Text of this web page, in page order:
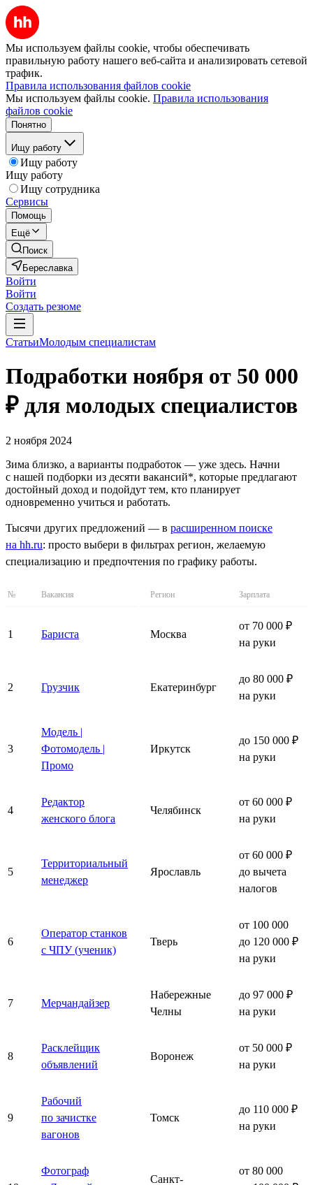
Мы используем файлы cookie, чтобы обеспечивать
правильную работу нашего веб-сайта и анализировать сетевой
трафик.
Правила использования файлов cookie
Мы используем файлы cookie. Правила использования
файлов cookie
Понятно
Ищу работу
Ищу работу
Ищу работу
Ищу сотрудника
Сервисы
Помощь
Ещё
Поиск
Береславка
Войти
Войти
Создать резюме
СтатьиМолодым специалистам
Подработки ноября от 50 000
₽ для молодых специалистов
2 ноября 2024
Зима близко, а варианты подработок — уже здесь. Начни
с нашей подборки из десяти вакансий*, которые предлагают
достойный доход и подойдут тем, кто планирует
одновременно учиться и работать.
Тысячи других предложений — в расширенном поиске
на hh.ru: просто выбери в фильтрах регион, желаемую
специализацию и предпочтения по графику работы.
№ Вакансия Регион Зарплата
1 Бариста Москва
от 70 000 ₽
на руки
2 Грузчик Екатеринбург
до 80 000 ₽
на руки
3
Модель |
Фотомодель |
Промо
Иркутск
до 150 000 ₽
на руки
4
Редактор
женского блога
Челябинск
от 60 000 ₽
на руки
5
Территориальный
менеджер
Ярославль
от 60 000 ₽
до вычета
налогов
6
Оператор станков
с ЧПУ (ученик)
Тверь
от 100 000
до 120 000 ₽
на руки
7 Мерчандайзер
Набережные
Челны
до 97 000 ₽
на руки
8
Расклейщик
объявлений
Воронеж
от 50 000 ₽
на руки
9
Рабочий
по зачистке
вагонов
Томск
до 110 000 ₽
на руки
Фотограф
Санкт-
от 80 000